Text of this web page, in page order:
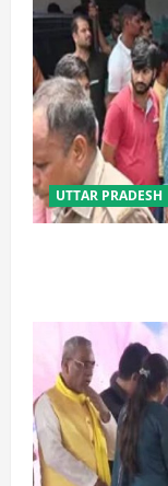
UTTAR PRADESH